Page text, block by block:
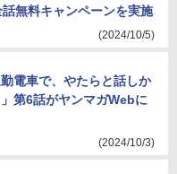
無料キャンペーンを実施
(2024/10/5)
勤電車で、やたらと話しか
第6話がヤンマガWebに
(2024/10/3)